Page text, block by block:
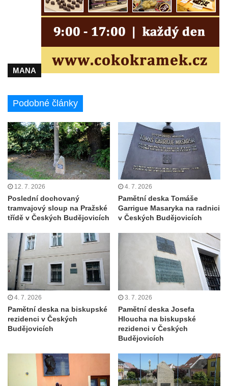
Pamětní deska Antonína Sovy v Parku
básníků u hřbitova ve Vysokém nad Jizerou
Pamětní deska evangelického kostela
(Centra setkávání) v Dolní Poustevně
Pamětní deska Augustina Podoláka v
Chrámu Proměnění Páně ve Varnsdorfu
Městské knihovně Lovosice
na domě čp. 32/5 v Husově ulici v Mělníku
Pamětní deska prvního mimopražského
provedení Prodané nevěsty na domě U
Zlatého hroznu v Mělníku
Pamětní deska Vladimíra Veselého v
Pražské bráně v Mělníku
Pamětní deska Josefa Straky v ulici 5.
května u Pražské brány v Mělníku
Pamětní deska Jaroslava Krombholce v
Krombholcově ulici na domě čp. 9 v
Mělníku
Pamětní deska Masarykova kulturního
domu v Mělníku
Pamětní deska Jana Nerudy v Nerudově
muzea v Netolicích
Pamětní deska Josefa Stejskala na budově
MANA
Podobné články
12. 7. 2026
Poslední dochovaný
tramvajový sloup na Pražské
třídě v Českých Budějovicích
4. 7. 2026
Pamětní deska Tomáše
Garrigue Masaryka na radnici
v Českých Budějovicích
4. 7. 2026
Pamětní deska na biskupské
rezidenci v Českých
Budějovicích
3. 7. 2026
Pamětní deska Josefa
Hloucha na biskupské
rezidenci v Českých
Budějovicích